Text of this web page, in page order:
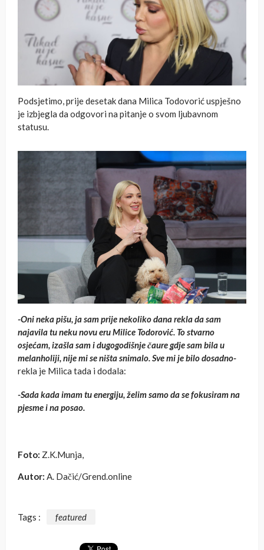
Podsjetimo, prije desetak dana Milica Todovorić uspješno
je izbjegla da odgovori na pitanje o svom ljubavnom
statusu.
-Oni neka pišu, ja sam prije nekoliko dana rekla da sam
najavila tu neku novu eru Milice Todorović. To stvarno
osjećam, izašla sam i dugogodišnje čaure gdje sam bila u
melanholiji, nije mi se ništa snimalo. Sve mi je bilo dosadno-
rekla je Milica tada i dodala:
-Sada kada imam tu energiju, želim samo da se fokusiram na
pjesme i na posao.
Foto: Z.K.Munja,
Autor: A. Dačić/Grend.online
Tags : featured